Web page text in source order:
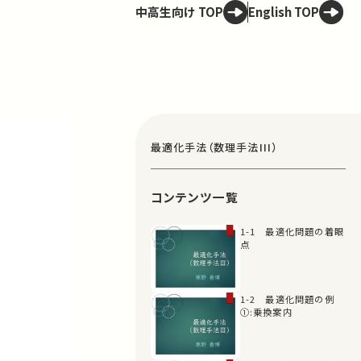
中高生向け TOP English TOP
最適化手法（数理手法III）
コンテンツ一覧
1-1 最適化問題の着眼
点
1-2 最適化問題の例
①:乗換案内